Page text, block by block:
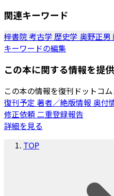
関連キーワード
梓書院 考古学 歴史学 奥野正男
キーワードの編集
この本に関する情報を提
この本の情報を復刊ドットコ
復刊予定 著者／絶版情報 奥付
修正依頼二重登録報告
詳細を見る
TOP